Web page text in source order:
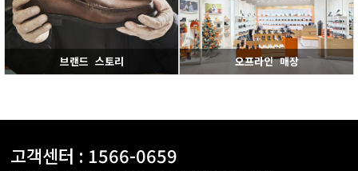
브랜드 스토리 오프라인 매장
고객센터 : 1566-0659